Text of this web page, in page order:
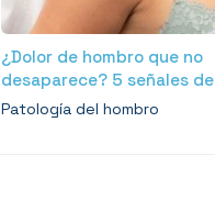
¿Dolor de hombro que no
desaparece? 5 señales de
que podría tener una lesión
Patología del hombro